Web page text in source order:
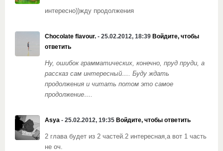
интересно))жду продолжения
Chocolate flavour. - 25.02.2012, 18:39 Войдите, чтобы
ответить
Ну, ошибок грамматических, конечно, пруд пруди, а
рассказ сам интересный…. Буду ждать
продолжения и читать потом это самое
продолжение….
Asya - 25.02.2012, 19:35 Войдите, чтобы ответить
2 глава будет из 2 частей.2 интересная,а вот 1 часть
не оч.